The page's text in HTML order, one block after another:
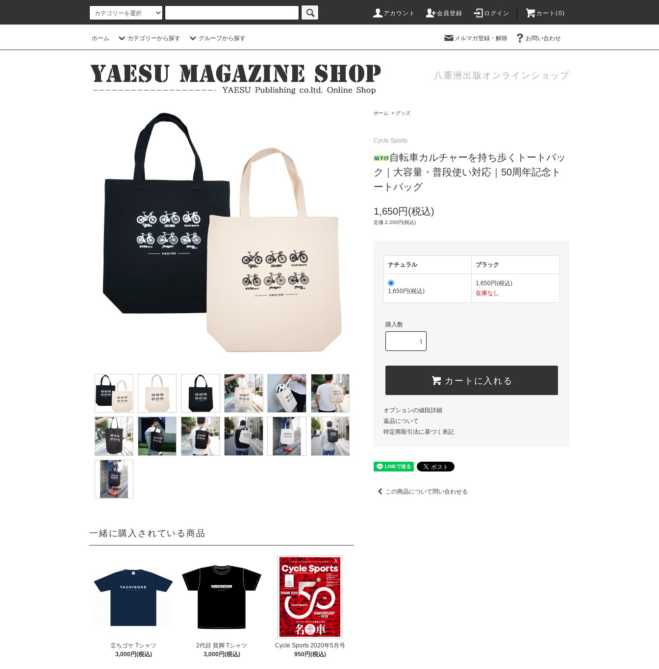
アカウント 会員登録 ログイン カート(0)
ホーム カテゴリーから探す グループから探す メルマガ登録・解除 お問い合わせ
八重洲出版オンラインショップ
一緒に購入されている商品
立ちゴケ Tシャツ
3,000円(税込)
2代目 貧脚 Tシャツ
3,000円(税込)
Cycle Sports 2020年5月号
950円(税込)
ホーム > グッズ
Cycle Sports
自転車カルチャーを持ち歩くトートバッ
ク｜大容量・普段使い対応｜50周年記念ト
ートバッグ
1,650円(税込)
定価 2,200円(税込)
ナチュラル ブラック
1,650円(税込)
1,650円(税込)
在庫なし
購入数
カートに入れる
オプションの値段詳細
返品について
特定商取引法に基づく表記
この商品について問い合わせる